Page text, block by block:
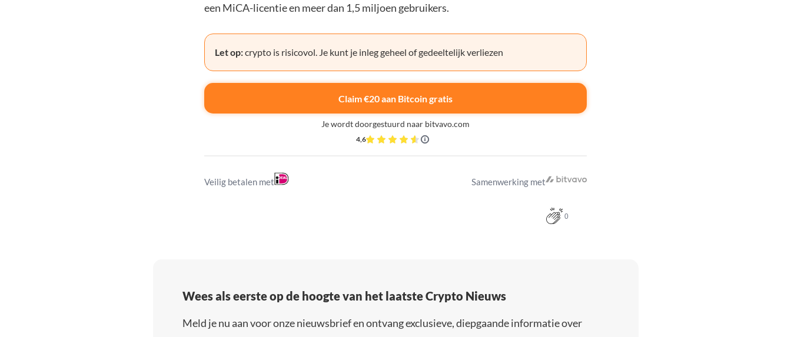
een MiCA-licentie en meer dan 1,5 miljoen gebruikers.
Let op:crypto is risicovol. Je kunt je inleg geheel of gedeeltelijk verliezen
Claim €20 aan Bitcoin gratis
Je wordt doorgestuurd naar bitvavo.com
4,6
Veilig betalen met Samenwerking met
0
Wees als eerste op de hoogte van het laatste Crypto Nieuws
Meld je nu aan voor onze nieuwsbrief en ontvang exclusieve, diepgaande informatie over